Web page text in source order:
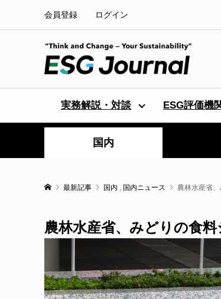
会員登録 ログイン
実務解説・対談 ESG評価機
国内
最新記事 国内 , 国内ニュース 農林水産省
農林水産省、みどりの食